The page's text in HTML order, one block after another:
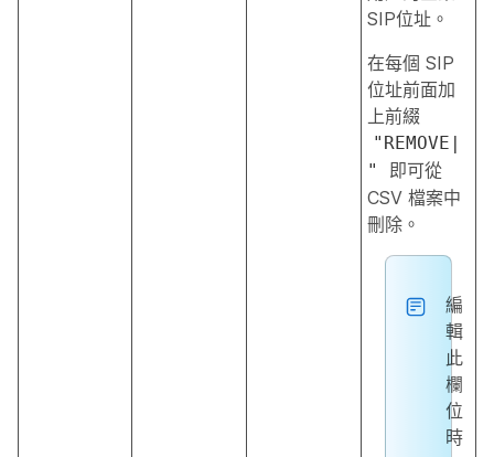
SIP位址。
在每個 SIP
位址前面加
上前綴
"REMOVE|
"
即可從
CSV 檔案中
刪除。
編
輯
此
欄
位
時